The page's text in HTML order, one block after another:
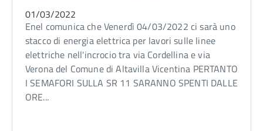
01/03/2022
Enel comunica che Venerdì 04/03/2022 ci sarà uno
stacco di energia elettrica per lavori sulle linee
elettriche nell'incrocio tra via Cordellina e via
Verona del Comune di Altavilla Vicentina PERTANTO
I SEMAFORI SULLA SR 11 SARANNO SPENTI DALLE
ORE...